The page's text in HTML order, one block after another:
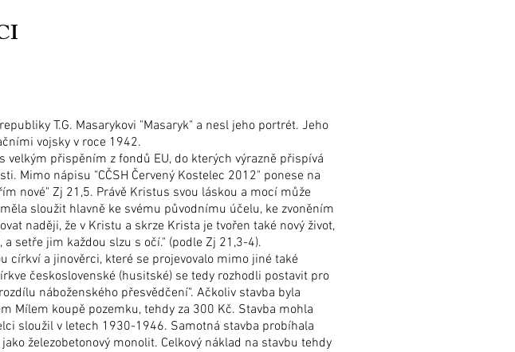
T.G. Masarykovi "Masaryk" a nesl jeho portrét. Jeho
vojsky v roce 1942.
přispěním z fondů EU, do kterých výrazně přispívá
Mimo nápisu "CČSH Červený Kostelec 2012" ponese na
nové" Zj 21,5. Právě Kristus svou láskou a mocí může
sloužit hlavně ke svému původnímu účelu, ke zvoněním
naději, že v Kristu a skrze Krista je tvořen také nový život,
setře jim každou slzu s očí." (podle Zj 21,3-4).
a jinověrci, které se projevovalo mimo jiné také
československé (husitské) se tedy rozhodli postavit pro
náboženského přesvědčení". Ačkoliv stavba byla
Mílem koupě pozemku, tehdy za 300 Kč. Stavba mohla
sloužil v letech 1930-1946. Samotná stavba probíhala
železobetonový monolit. Celkový náklad na stavbu tehdy